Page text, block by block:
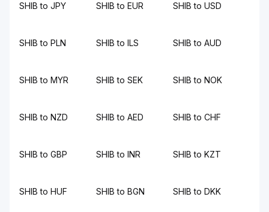
SHIB to JPY SHIB to EUR SHIB to USD
SHIB to PLN SHIB to ILS SHIB to AUD
SHIB to MYR SHIB to SEK SHIB to NOK
SHIB to NZD SHIB to AED SHIB to CHF
SHIB to GBP SHIB to INR SHIB to KZT
SHIB to HUF SHIB to BGN SHIB to DKK